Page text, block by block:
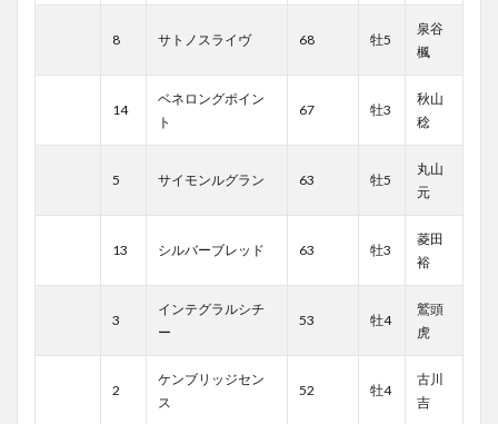
8 サトノスライヴ 68 牡5
泉谷
楓
14
ベネロングポイン
ト
67 牡3
秋山
稔
5 サイモンルグラン 63 牡5
丸山
元
13 シルバーブレッド 63 牡3
菱田
裕
3
インテグラルシチ
ー
53 牡4
鷲頭
虎
2
ケンブリッジセン
ス
52 牡4
古川
吉